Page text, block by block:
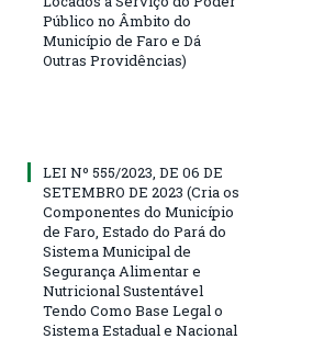
Público no Âmbito do
Município de Faro e Dá
Outras Providências)
LEI Nº 555/2023, DE 06 DE
SETEMBRO DE 2023 (Cria os
Componentes do Município
de Faro, Estado do Pará do
Sistema Municipal de
Segurança Alimentar e
Nutricional Sustentável
Tendo Como Base Legal o
Sistema Estadual e Nacional